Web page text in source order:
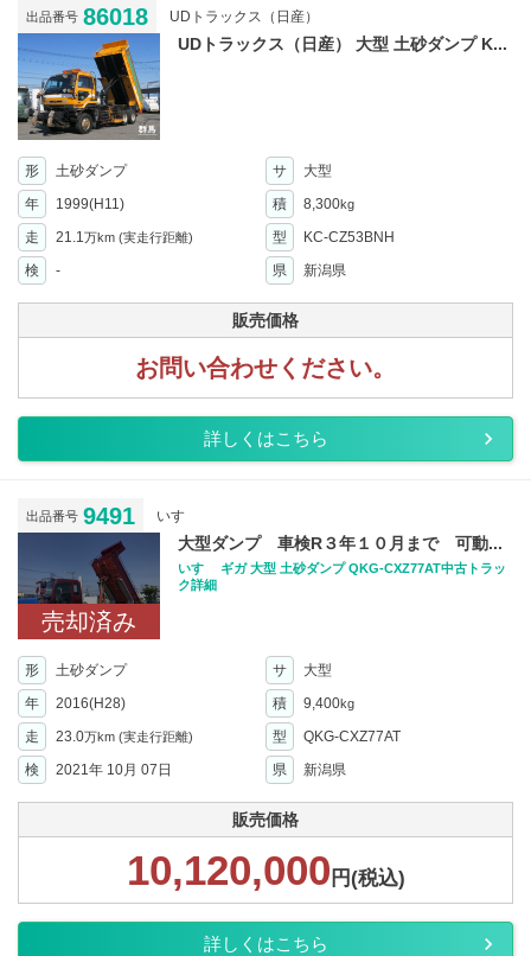
出品番号 86018 UDトラックス（日産）
UDトラックス（日産） 大型 土砂ダンプ K...
形 土砂ダンプ サ
大型
年
1999(H11) 積 8,300kg
走 21.1万km (実走行距離) 型
KC-CZ53BNH
検
- 県 新潟県
販売価格
お問い合わせください。
詳しくはこちら
出品番号 9491 いすゞ
売却済み
大型ダンプ 車検R３年１０月まで 可動...
いすゞ ギガ 大型 土砂ダンプ QKG-CXZ77AT中古トラッ
ク詳細
形 土砂ダンプ サ
大型
年
2016(H28) 積 9,400kg
走 23.0万km (実走行距離) 型
QKG-CXZ77AT
検
2021年 10月 07日 県 新潟県
販売価格
10,120,000 円(税込)
詳しくはこちら